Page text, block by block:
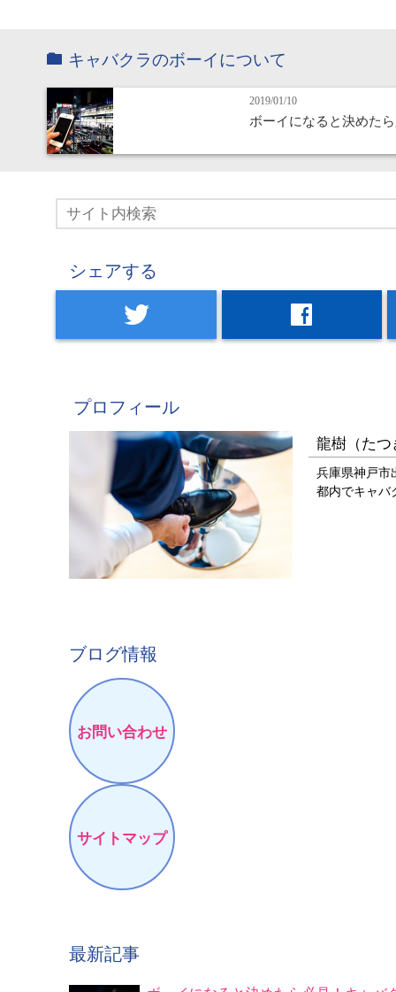
キャバクラのボーイについて
2019/01/10
ボーイになると決めた
シェアする
twitter facebook
プロフィール
龍樹（たつ
兵庫県神戸市
都内でキャバ
ブログ情報
お問い合わせ
サイトマップ
最新記事